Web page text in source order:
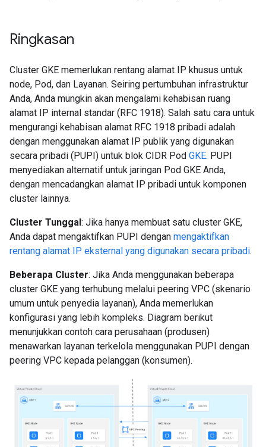
Ringkasan
Cluster GKE memerlukan rentang alamat IP khusus untuk
node, Pod, dan Layanan. Seiring pertumbuhan infrastruktur
Anda, Anda mungkin akan mengalami kehabisan ruang
alamat IP internal standar (RFC 1918). Salah satu cara untuk
mengurangi kehabisan alamat RFC 1918 pribadi adalah
dengan menggunakan alamat IP publik yang digunakan
secara pribadi (PUPI) untuk blok CIDR Pod GKE. PUPI
menyediakan alternatif untuk jaringan Pod GKE Anda,
dengan mencadangkan alamat IP pribadi untuk komponen
cluster lainnya.
Cluster Tunggal: Jika hanya membuat satu cluster GKE,
Anda dapat mengaktifkan PUPI dengan mengaktifkan
rentang alamat IP eksternal yang digunakan secara pribadi.
Beberapa Cluster: Jika Anda menggunakan beberapa
cluster GKE yang terhubung melalui peering VPC (skenario
umum untuk penyedia layanan), Anda memerlukan
konfigurasi yang lebih kompleks. Diagram berikut
menunjukkan contoh cara perusahaan (produsen)
menawarkan layanan terkelola menggunakan PUPI dengan
peering VPC kepada pelanggan (konsumen).